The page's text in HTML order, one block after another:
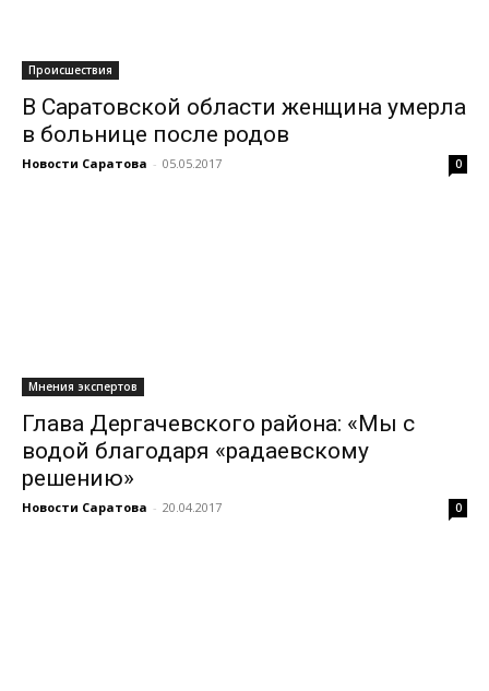
Происшествия
В Саратовской области женщина умерла
в больнице после родов
Новости Саратова - 05.05.2017 0
Мнения экспертов
Глава Дергачевского района: «Мы с
водой благодаря «радаевскому
решению»
Новости Саратова - 20.04.2017 0